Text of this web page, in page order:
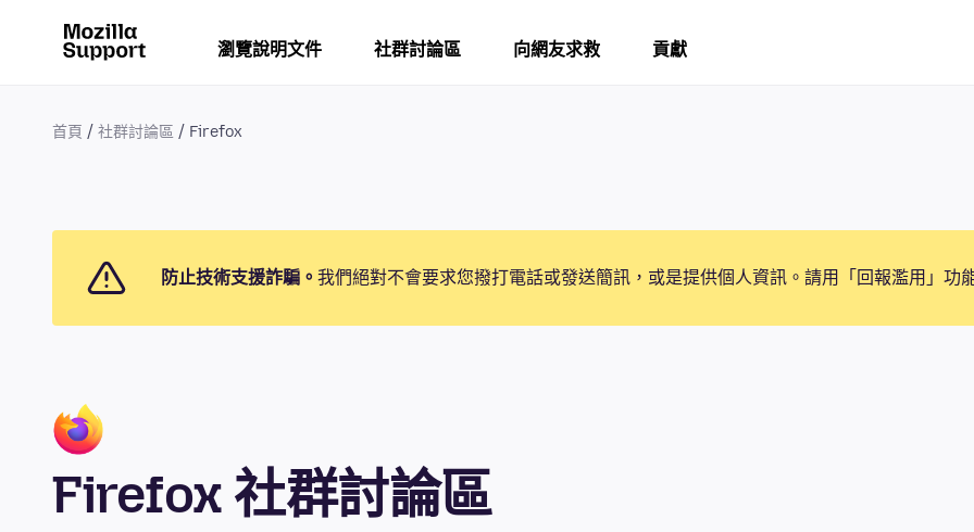
瀏覽說明文件 社群討論區 向網友求救 貢獻
首頁 社群討論區 Firefox
防止技術支援詐騙。 我們絕對不會要求您撥打電話或發送簡訊，或是提供個人資訊。請用「回報濫用」功
Firefox 社群討論區